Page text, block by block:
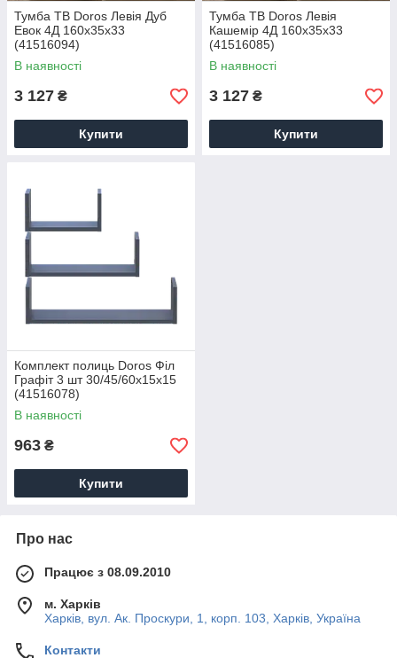
Тумба ТВ Doros Левія Дуб
Евок 4Д 160х35х33
(41516094)
В наявності
3 127 ₴
Купити
Тумба ТВ Doros Левія
Кашемір 4Д 160х35х33
(41516085)
В наявності
3 127 ₴
Купити
Комплект полиць Doros Філ
Графіт 3 шт 30/45/60х15х15
(41516078)
В наявності
963 ₴
Купити
Про нас
Працює з 08.09.2010
м. Харків
Харків, вул. Ак. Проскури, 1, корп. 103, Харків, Україна
Контакти